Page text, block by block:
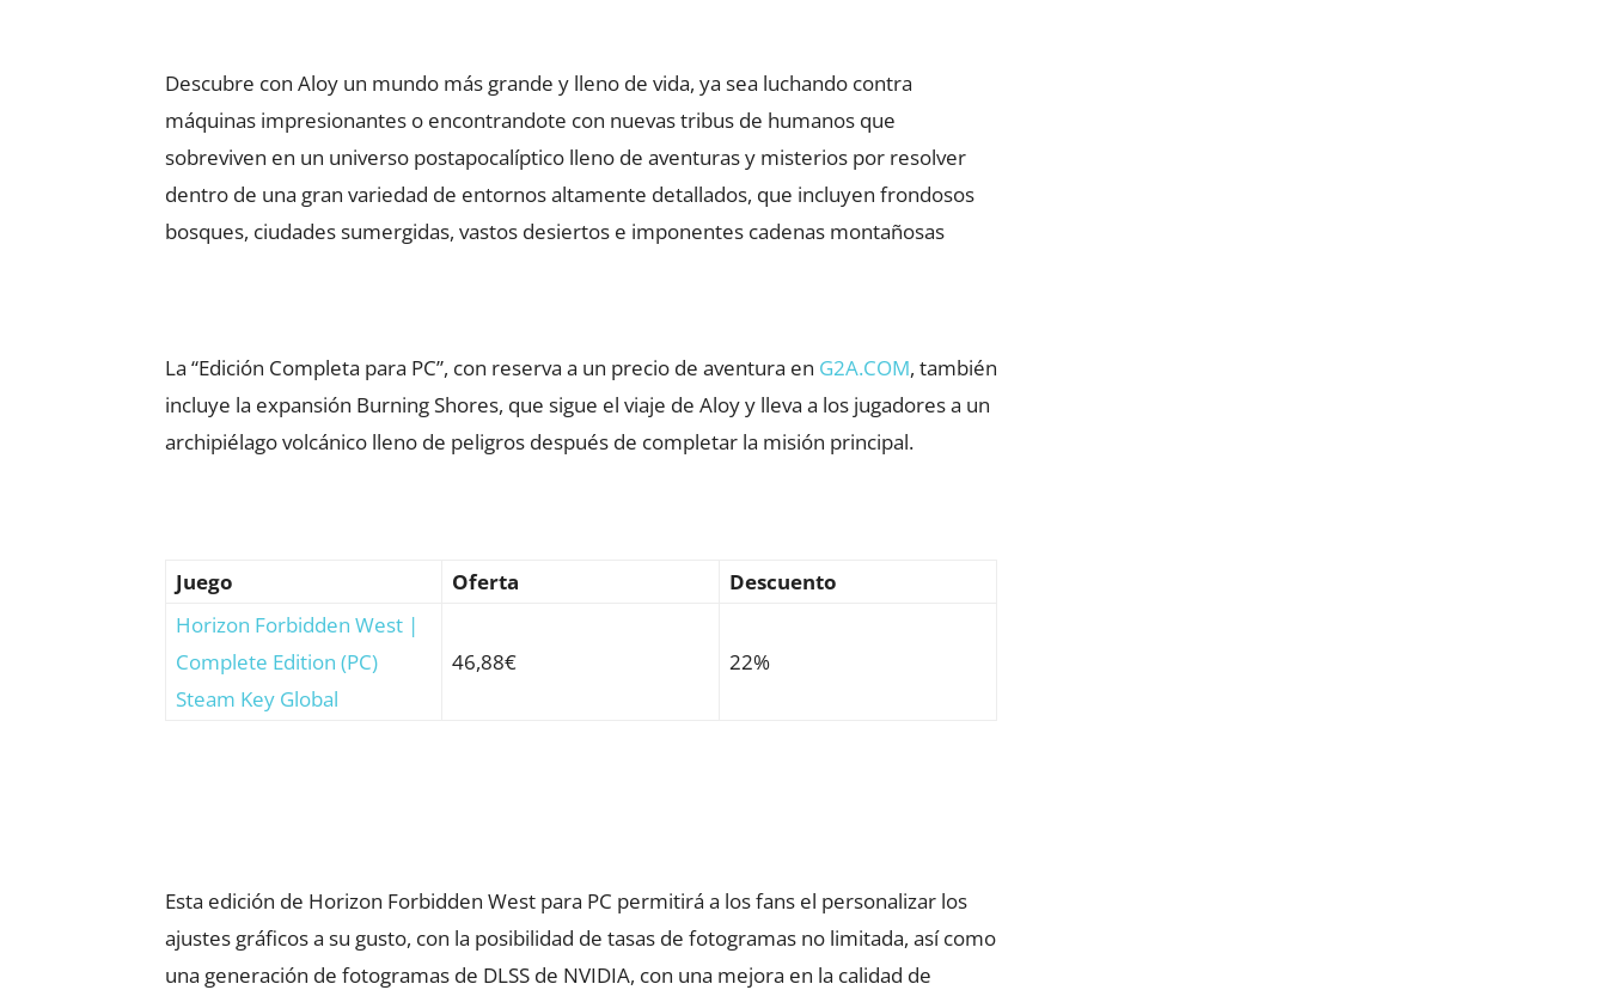
Descubre con Aloy un mundo más grande y lleno de vida, ya sea luchando contra
máquinas impresionantes o encontrandote con nuevas tribus de humanos que
sobreviven en un universo postapocalíptico lleno de aventuras y misterios por resolver
dentro de una gran variedad de entornos altamente detallados, que incluyen frondosos
bosques, ciudades sumergidas, vastos desiertos e imponentes cadenas montañosas
La “Edición Completa para PC”, con reserva a un precio de aventura en G2A.COM, también
incluye la expansión Burning Shores, que sigue el viaje de Aloy y lleva a los jugadores a un
archipiélago volcánico lleno de peligros después de completar la misión principal.
Juego Oferta
Descuento
Horizon Forbidden West |
Complete Edition (PC)
Steam Key Global
46,88€ 22%
Esta edición de Horizon Forbidden West para PC permitirá a los fans el personalizar los
ajustes gráficos a su gusto, con la posibilidad de tasas de fotogramas no limitada, así como
una generación de fotogramas de DLSS de NVIDIA, con una mejora en la calidad de